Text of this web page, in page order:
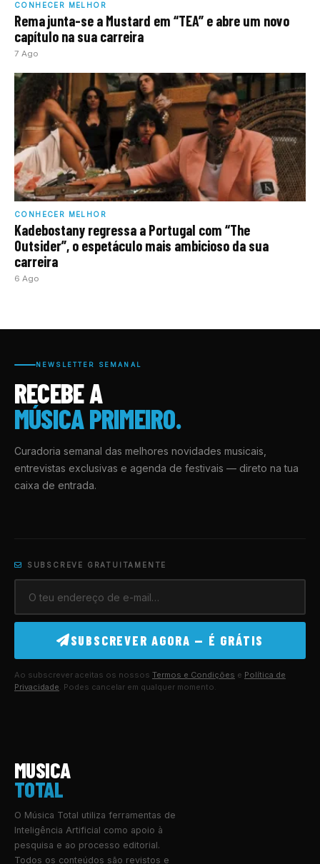
CONHECER MELHOR
Rema junta-se a Mustard em “TEA” e abre um novo
capítulo na sua carreira
7 Ago
CONHECER MELHOR
Kadebostany regressa a Portugal com “The
Outsider”, o espetáculo mais ambicioso da sua
carreira
6 Ago
NEWSLETTER SEMANAL
RECEBE A
MÚSICA PRIMEIRO.
Curadoria semanal das melhores novidades musicais,
entrevistas exclusivas e agenda de festivais — direto na tua
caixa de entrada.
SUBSCREVE GRATUITAMENTE
SUBSCREVER AGORA — É GRÁTIS
Ao subscrever aceitas os nossos Termos e Condições e Política de
Privacidade. Podes cancelar em qualquer momento.
MUSICA
TOTAL
O Música Total utiliza ferramentas de
Inteligência Artificial como apoio à
pesquisa e ao processo editorial.
Todos os conteúdos são revistos e